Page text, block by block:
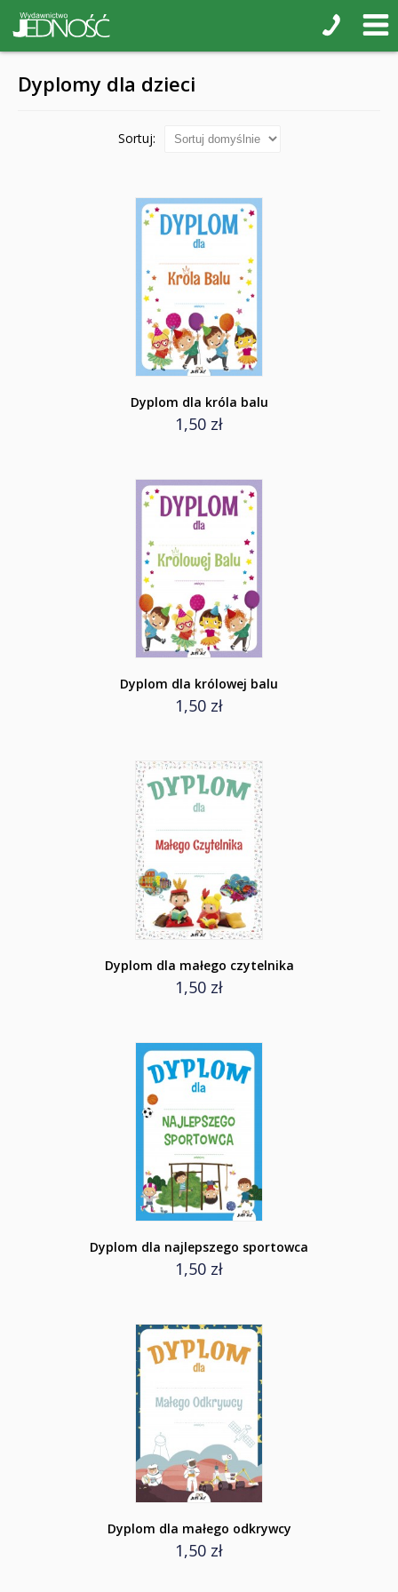
Dyplomy dla dzieci
Sortuj:
Dyplom dla króla balu
1,50 zł
Dyplom dla królowej balu
1,50 zł
Dyplom dla małego czytelnika
1,50 zł
Dyplom dla najlepszego sportowca
1,50 zł
Dyplom dla małego odkrywcy
1,50 zł